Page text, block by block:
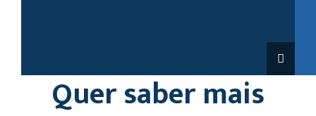
Quer saber mais